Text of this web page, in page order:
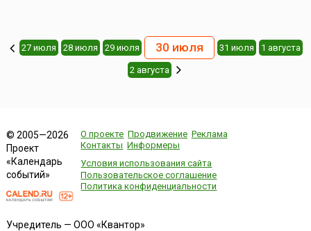
27 июля 28 июля 29 июля 30 июля 31 июля 1 августа
2 августа
© 2005—2026
Проект
«Календарь
событий»
О проекте Продвижение Реклама
Контакты Информеры
Условия использования сайта
Пользовательское соглашение
Политика конфиденциальности
Учредитель — ООО «Квантор»